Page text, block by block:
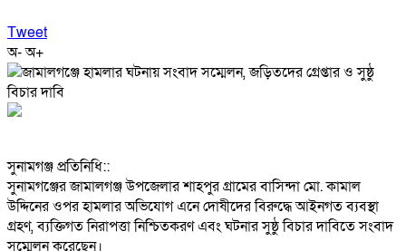
Tweet
অ-অ+
‎সুনামগঞ্জ প্রতিনিধি::
‎সুনামগঞ্জের জামালগঞ্জ উপজেলার শাহপুর গ্রামের বাসিন্দা মো. কামাল
উদ্দিনের ওপর হামলার অভিযোগ এনে দোষীদের বিরুদ্ধে আইনগত ব্যবস্থা
গ্রহণ, ব্যক্তিগত নিরাপত্তা নিশ্চিতকরণ এবং ঘটনার সুষ্ঠু বিচার দাবিতে সংবাদ
সম্মেলন করেছেন।